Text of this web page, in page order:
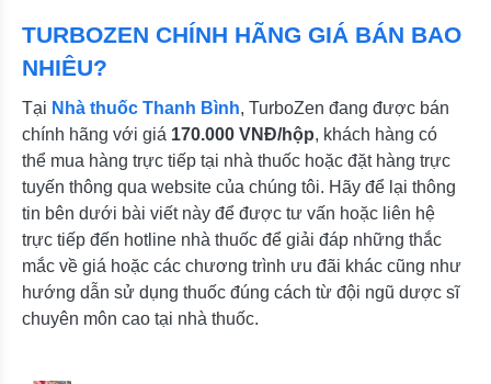
TURBOZEN CHÍNH HÃNG GIÁ BÁN BAO
NHIÊU?
Tại Nhà thuốc Thanh Bình, TurboZen đang được bán
chính hãng với giá 170.000 VNĐ/hộp, khách hàng có
thể mua hàng trực tiếp tại nhà thuốc hoặc đặt hàng trực
tuyến thông qua website của chúng tôi. Hãy để lại thông
tin bên dưới bài viết này để được tư vấn hoặc liên hệ
trực tiếp đến hotline nhà thuốc để giải đáp những thắc
mắc về giá hoặc các chương trình ưu đãi khác cũng như
hướng dẫn sử dụng thuốc đúng cách từ đội ngũ dược sĩ
chuyên môn cao tại nhà thuốc.